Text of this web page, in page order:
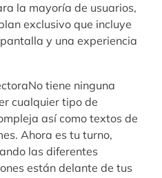
la mayoría de usuarios,
exclusivo que incluye
y una experiencia
tiene ninguna
cualquier tipo de
así como textos de
Ahora es tu turno,
las diferentes
están delante de tus